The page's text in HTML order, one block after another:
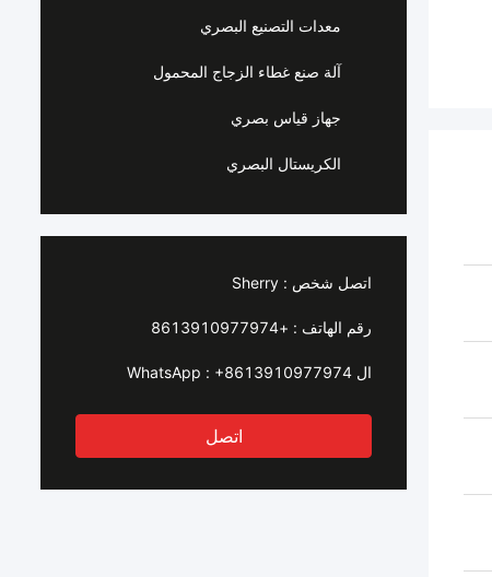
معدات التصنيع البصري
آلة صنع غطاء الزجاج المحمول
جهاز قياس بصري
الكريستال البصري
اتصل شخص : Sherry
رقم الهاتف : +8613910977974
ال WhatsApp : +8613910977974
اتصل